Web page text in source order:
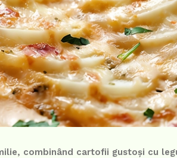
combinând cartofii gustoși cu